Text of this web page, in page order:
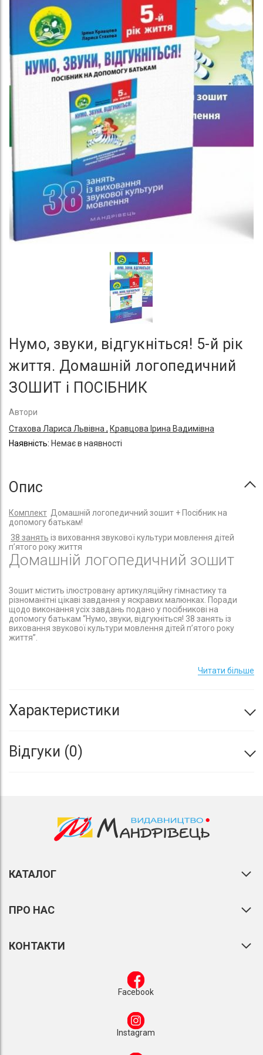
Нумо, звуки, відгукніться! 5-й рік
життя. Домашній логопедичний
ЗОШИТ і ПОСІБНИК
Автори
Стахова Лариса Львівна , Кравцова Ірина Вадимівна
Немає в наявності
Опис
Комплект Домашній логопедичний зошит + Посібник на
допомогу батькам!
38 занять із виховання звукової культури мовлення дітей
п’ятого року життя
Домашній логопедичний зошит
Зошит містить ілюстровану артикуляційну гімнастику та
різноманітні цікаві завдання у яскравих малюнках. Поради
щодо виконання усіх завдань подано у посібникові на
допомогу батькам “Нумо, звуки, відгукніться! 38 занять із
виховання звукової культури мовлення дітей п’ятого року
життя”.
батьків, що мають дітей п’ятого року життя із мовленнєвими
Посібник на допомогу батькам!
логопедичному зошиті “Нумо, звуки, відгукніться!”, створеному
для корекційної роботи дорослого з дитиною п’ятого року
Читати більше
Характеристики
Відгуки 0
КАТАЛОГ
ПРО НАС
КОНТАКТИ
Facebook
Instagram